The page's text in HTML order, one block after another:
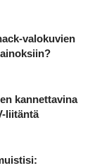
valokuvien
kannettavina
liitäntä